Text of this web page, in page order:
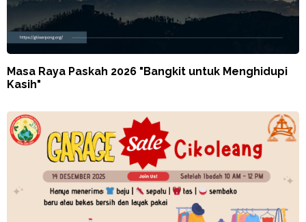
Masa Raya Paskah 2026 "Bangkit untuk Menghidupi
Kasih"